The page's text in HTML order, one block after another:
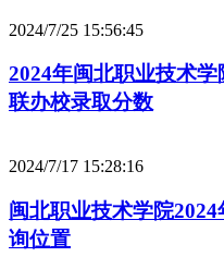
2024/7/25 15:56:45
2024年闽北职业技术
联办校录取分数
2024/7/17 15:28:16
闽北职业技术学院
询位置